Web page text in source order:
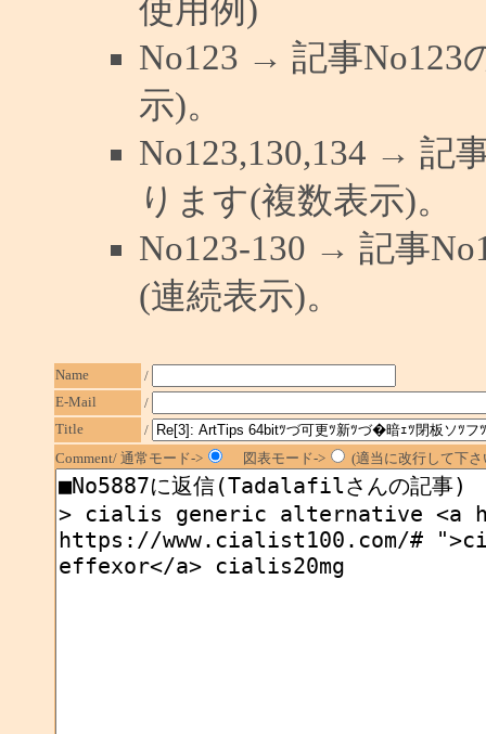
使用例)
No123 → 記事No123
示)。
No123,130,134 → 記
ります(複数表示)。
No123-130 → 記事
(連続表示)。
Name
/
E-Mail
/
Title
/
Comment/ 通常モード->
図表モード-> (適当に改行して下